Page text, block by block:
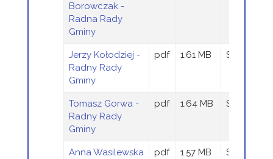
Borowczak -
Radna Rady
Gminy
Jerzy Kołodziej -
Radny Rady
Gminy
pdf 1.61 MB Sandra
Tomasz Gorwa -
Radny Rady
Gminy
pdf 1.64 MB Sandra
Anna Wasilewska
pdf 1.57 MB Sandra